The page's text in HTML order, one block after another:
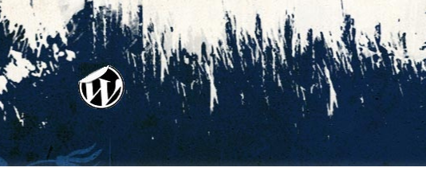
Copyright © 2026 Postalmhütte. All Rights Reserved.